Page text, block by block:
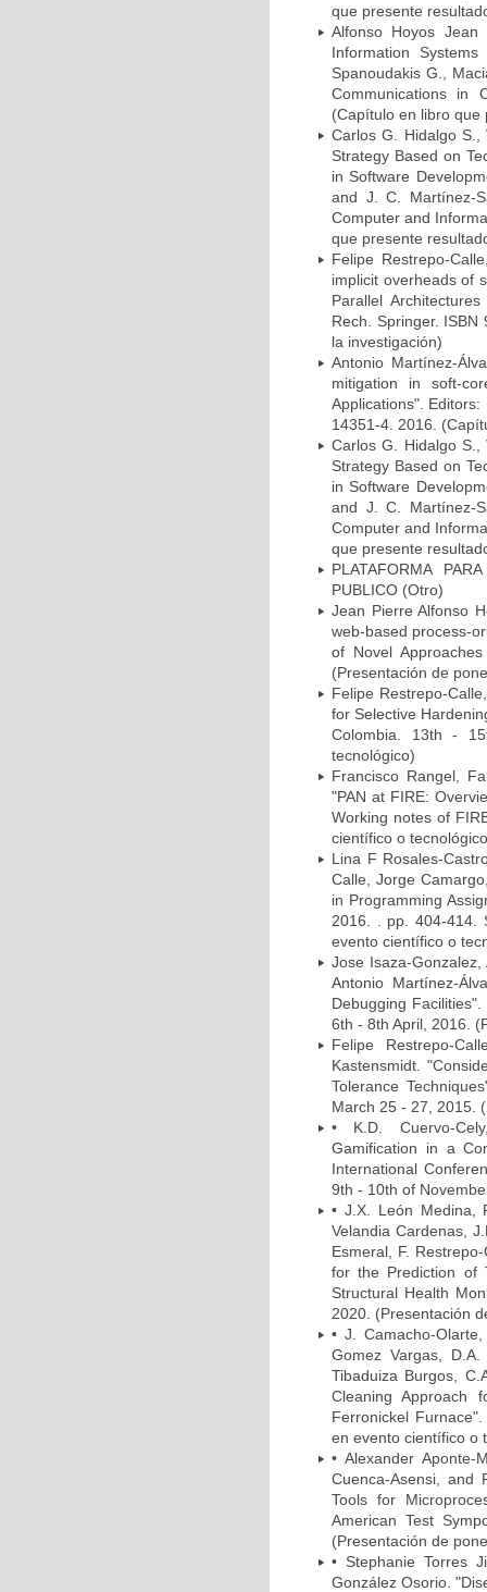
que presente
Alfonso Hoyos Jean
Information
Spanoudakis G.,
Communications in
(Capítulo en libro que
Carlos G. Hidalgo S.,
Strategy Based on
in Software
and J. C. Martínez-
Computer and
que presente
Felipe Restrepo-
implicit overheads of
Parallel
Rech. Springer.
la investigación)
Antonio Martínez-
mitigation in soft-
Applications".
14351-4. 2016.
Carlos G. Hidalgo S.,
Strategy Based on
in Software
and J. C. Martínez-
Computer and
que presente
PLATAFORMA
PUBLICO (Otro)
Jean Pierre Alfonso
web-based process-
of Novel
(Presentación de
Felipe Restrepo-
for Selective
Colombia. 13th -
tecnológico)
Francisco Rangel,
"PAN at FIRE:
Working notes of
científico o
Lina F Rosales-
Calle, Jorge
in Programming
2016. . pp. 404-414.
evento científico o
Jose Isaza-
Antonio Martínez-
Debugging
6th - 8th April, 2016.
Felipe Restrepo-
Kastensmidt.
Tolerance
March 25 - 27, 2015.
• K.D. Cuervo-
Gamification in a
International
9th - 10th of
• J.X. León Medina,
Velandia Cardenas,
Esmeral, F.
for the Prediction of
Structural Health
2020. (Presentación
• J. Camacho-
Gomez Vargas,
Tibaduiza Burgos,
Cleaning Approach
Ferronickel
en evento científico o
• Alexander Aponte-
Cuenca-Asensi, and
Tools for
American Test
(Presentación de
• Stephanie Torres
González Osorio.